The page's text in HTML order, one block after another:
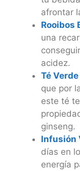
afrontar
Rooibos
una
acidez.
Té
que por
este té
ginseng.
Infusión
días en
energía